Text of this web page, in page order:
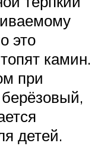
это
камин.
при
детей.